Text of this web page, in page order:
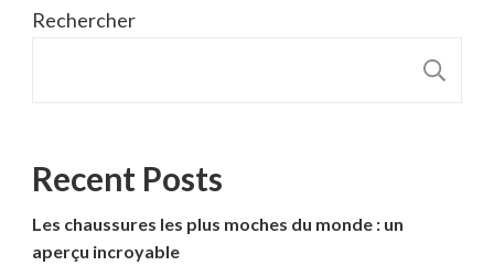
Rechercher
Recent Posts
Les chaussures les plus moches du monde : un
aperçu incroyable